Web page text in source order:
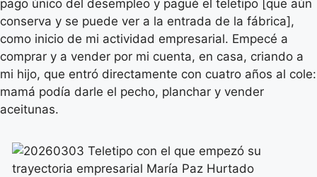
pago único del desempleo y pagué el teletipo [que aún
conserva y se puede ver a la entrada de la fábrica],
como inicio de mi actividad empresarial. Empecé a
comprar y a vender por mi cuenta, en casa, criando a
mi hijo, que entró directamente con cuatro años al cole:
mamá podía darle el pecho, planchar y vender
aceitunas.